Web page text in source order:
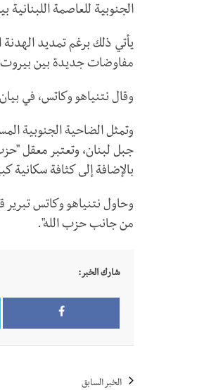
الجنوبية للعاصمة اللبنانية
مفاوضات جديدة بين بيروت
وقال نتنياهو وكاتس، في
وتمثل الضاحية الجنوبية
جبل لبنان، وتعتبر معقل
بالإضافة إلى كثافة سكانية
وحاول نتنياهو وكاتس تبرير
من جانب حزب الله".
شارك الخبر:
الخبر السابق